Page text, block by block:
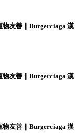
物友善｜Burgerciaga 漢
物友善｜Burgerciaga 漢
物友善｜Burgerciaga 漢